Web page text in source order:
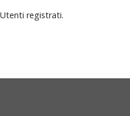
registrati.